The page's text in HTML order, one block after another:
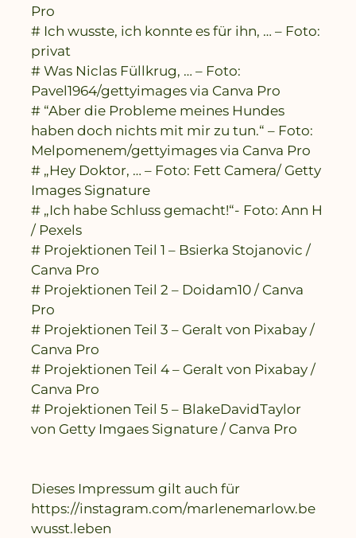
Pro
# Ich wusste, ich konnte es für ihn, … – Foto:
privat
# Was Niclas Füllkrug, … – Foto:
Pavel1964/gettyimages via Canva Pro
# “Aber die Probleme meines Hundes
haben doch nichts mit mir zu tun.“ – Foto:
Melpomenem/gettyimages via Canva Pro
# „Hey Doktor, … – Foto: Fett Camera/ Getty
Images Signature
# „Ich habe Schluss gemacht!“- Foto: Ann H
/ Pexels
# Projektionen Teil 1 – Bsierka Stojanovic /
Canva Pro
# Projektionen Teil 2 – Doidam10 / Canva
Pro
# Projektionen Teil 3 – Geralt von Pixabay /
Canva Pro
# Projektionen Teil 4 – Geralt von Pixabay /
Canva Pro
# Projektionen Teil 5 – BlakeDavidTaylor
von Getty Imgaes Signature / Canva Pro
Dieses Impressum gilt auch für
https://instagram.com/marlenemarlow.be
wusst.leben